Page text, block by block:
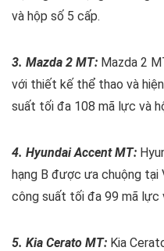
và hộp số 5 cấp.
3. Mazda 2 MT: Mazda 2
với thiết kế thể thao và
suất tối đa 108 mã lực và
4. Hyundai Accent MT:
hạng B được ưa chuộng tại
công suất tối đa 99 mã lực
5. Kia Cerato MT: Kia